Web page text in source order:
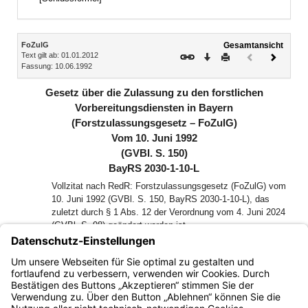
Inhalt
FoZulG
Text gilt ab: 01.01.2012
Fassung: 10.06.1992
Gesamtansicht
Download
DruckenVorheriges
(inaktiv)
Gesetz über die Zulassung zu den forstlichen
Vorbereitungsdiensten in Bayern
(Forstzulassungsgesetz – FoZulG)
Vom 10. Juni 1992
(GVBl. S. 150)
BayRS 2030-1-10-L
Vollzitat nach RedR: Forstzulassungsgesetz (FoZulG) vom
10. Juni 1992 (GVBl. S. 150, BayRS 2030-1-10-L), das
zuletzt durch § 1 Abs. 12 der Verordnung vom 4. Juni 2024
(GVBl. S. 98) geändert worden ist
beschlossen, das nach Anhörung des Senats hiermit
bekanntgemacht wird: